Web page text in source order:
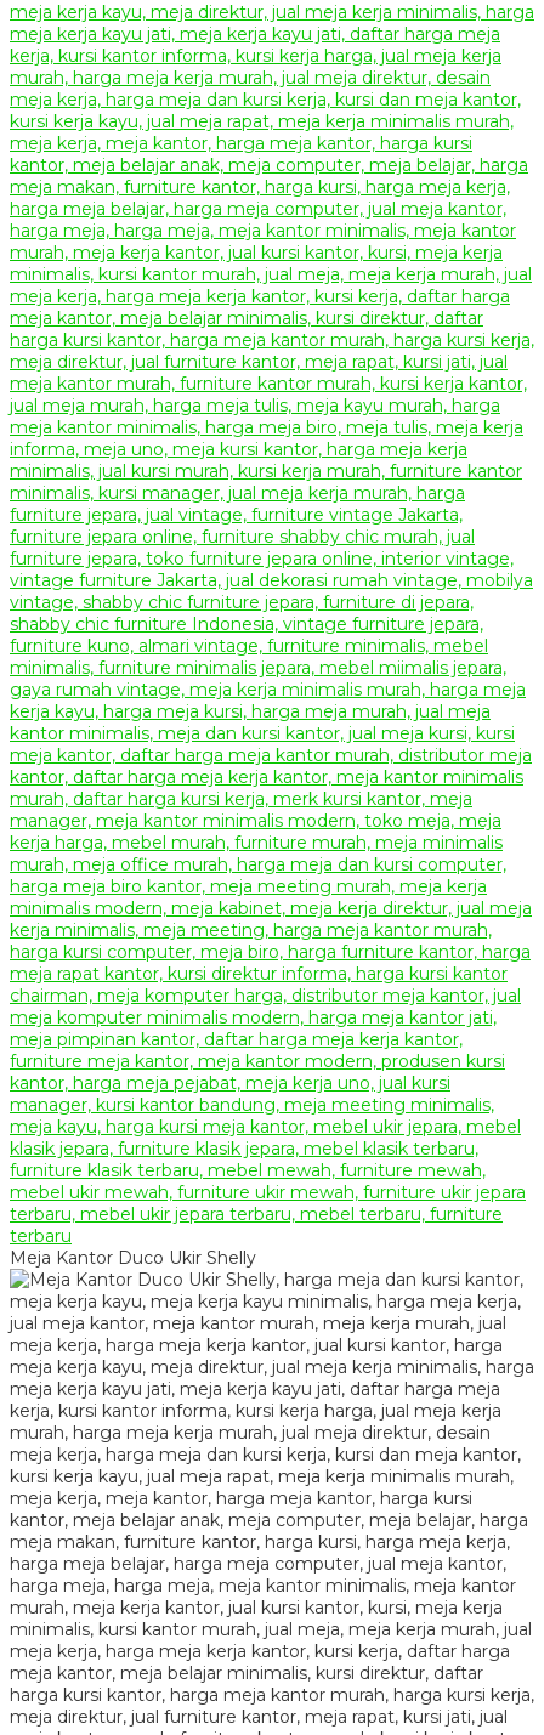
Meja Kantor Duco Ukir Shelly